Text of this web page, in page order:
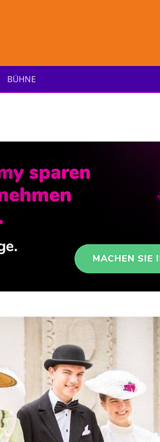
BÜHNE